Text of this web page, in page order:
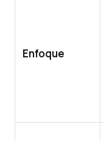
Enfoque